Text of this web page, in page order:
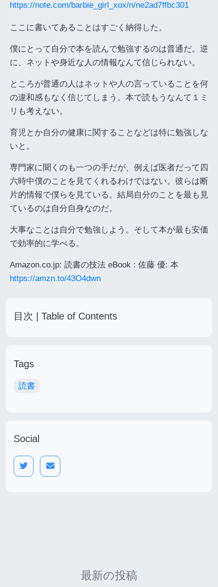
https://note.com/barbie_girl_xox/n/ne2ad7ffbc301
ここに書いてあることはすごく納得した。
僕にとって自分で本を読んで勉強するのは普通だ。逆
に、ネットや身近な人の情報なんて信じられない。
ところが普通の人はネットや人の言っていることを何
の違和感もなく信じてしまう。本で読もうなんて１ミ
リも考えない。
育児とか自分の健康に関することなどは特に勉強しな
いと。
専門家に聞くのも一つの手だが、例えば医者だって四
六時中僕のことを見てくれるわけではない。彼らは断
片的情報で僕らを見ている。結局自分のことを最も見
ているのは自分自身なのだ。
大事なことは自分で勉強しよう。そして本が最も安価
で効率的に学べる。
Amazon.co.jp: 読書の技法 eBook : 佐藤 優: 本
https://amzn.to/43O4dwn
目次 | Table of Contents
Tags
読書
Social
最新の投稿